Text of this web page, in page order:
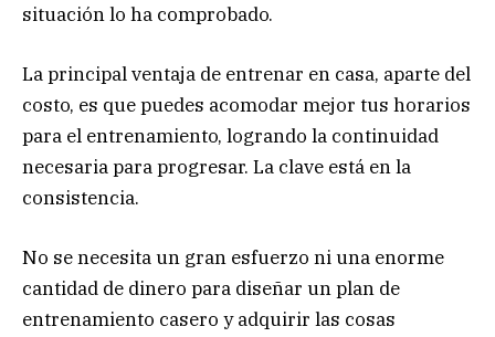
situación lo ha comprobado.
La principal ventaja de entrenar en casa, aparte del
costo, es que puedes acomodar mejor tus horarios
para el entrenamiento, logrando la continuidad
necesaria para progresar. La clave está en la
consistencia.
No se necesita un gran esfuerzo ni una enorme
cantidad de dinero para diseñar un plan de
entrenamiento casero y adquirir las cosas